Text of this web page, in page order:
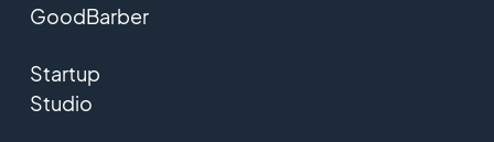
GoodBarber
Startup
Studio